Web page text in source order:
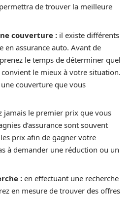
de trouver la meilleure
couverture : il existe différents
en assurance auto. Avant de
le temps de déterminer quel
le mieux à votre situation.
couverture que vous
jamais le premier prix que vous
d’assurance sont souvent
prix afin de gagner votre
à demander une réduction ou un
: en effectuant une recherche
en mesure de trouver des offres